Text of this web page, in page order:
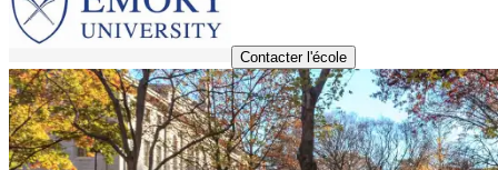
Contacter l'école